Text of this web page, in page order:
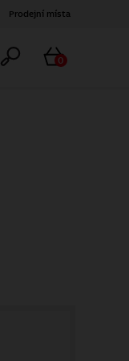
Prodejní místa
Hledat
0